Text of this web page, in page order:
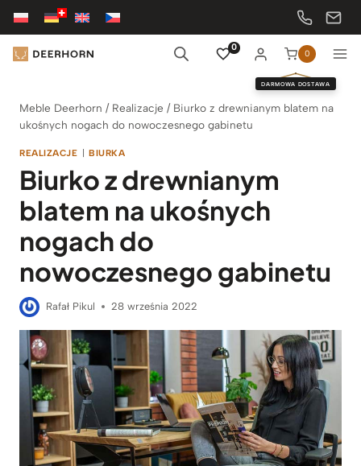
Przejdź
treści
0
0
DARMOWA DOSTAWA
Meble Deerhorn / Realizacje / Biurko z drewnianym blatem na
ukośnych nogach do nowoczesnego gabinetu
REALIZACJE | BIURKA
Biurko z drewnianym
blatem na ukośnych
nogach do
nowoczesnego gabinetu
Rafał Pikul 28 września 2022